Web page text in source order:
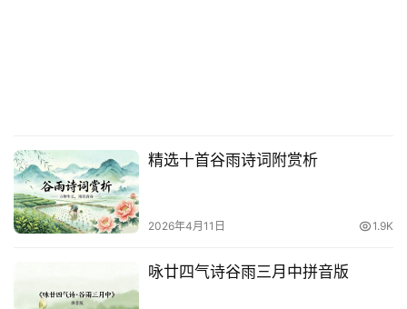
精选十首谷雨诗词附赏析
2026年4月11日 1.9K
咏廿四气诗谷雨三月中拼音版